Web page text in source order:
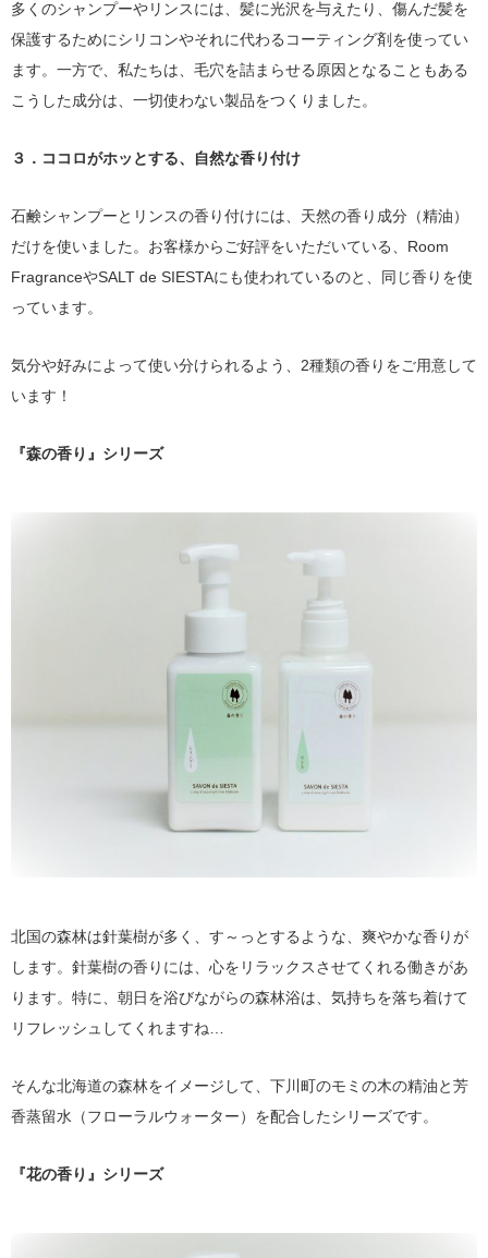
多くのシャンプーやリンスには、髪に光沢を与えたり、傷んだ髪を
保護するためにシリコンやそれに代わるコーティング剤を使ってい
ます。一方で、私たちは、毛穴を詰まらせる原因となることもある
こうした成分は、一切使わない製品をつくりました。
３．ココロがホッとする、自然な香り付け
石鹸シャンプーとリンスの香り付けには、天然の香り成分（精油）
だけを使いました。お客様からご好評をいただいている、Room
FragranceやSALT de SIESTAにも使われているのと、同じ香りを使
っています。
気分や好みによって使い分けられるよう、2種類の香りをご用意して
います！
『森の香り』シリーズ
北国の森林は針葉樹が多く、す～っとするような、爽やかな香りが
します。針葉樹の香りには、心をリラックスさせてくれる働きがあ
ります。特に、朝日を浴びながらの森林浴は、気持ちを落ち着けて
リフレッシュしてくれますね…
そんな北海道の森林をイメージして、下川町のモミの木の精油と芳
香蒸留水（フローラルウォーター）を配合したシリーズです。
『花の香り』シリーズ